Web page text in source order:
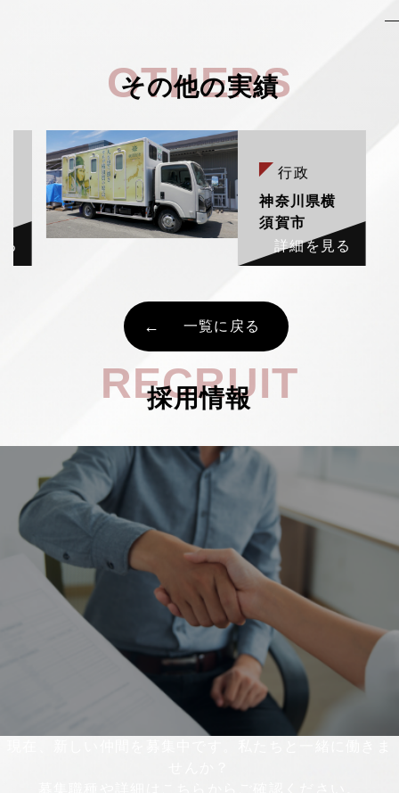
OTHERS
その他の実績
行政
神奈川県横
須賀市
詳細を見る
一覧に戻る
RECRUIT
採用情報